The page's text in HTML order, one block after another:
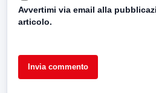
Avvertimi via email alla
articolo.